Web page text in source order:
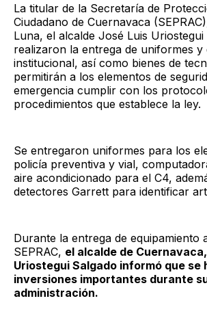
La titular de la Secretaría de
Ciudadano de Cuernavaca
Luna, el alcalde José Luis
realizaron la entrega de uniformes y
institucional, así como bienes de
permitirán a los elementos de
emergencia cumplir con los
procedimientos que establece la ley.
Se entregaron uniformes para los
policía preventiva y vial,
aire acondicionado para el C4,
detectores Garrett para identificar
Durante la entrega de equipamiento
SEPRAC, el alcalde de
Uriostegui Salgado informó que se
inversiones importantes durante
administración.